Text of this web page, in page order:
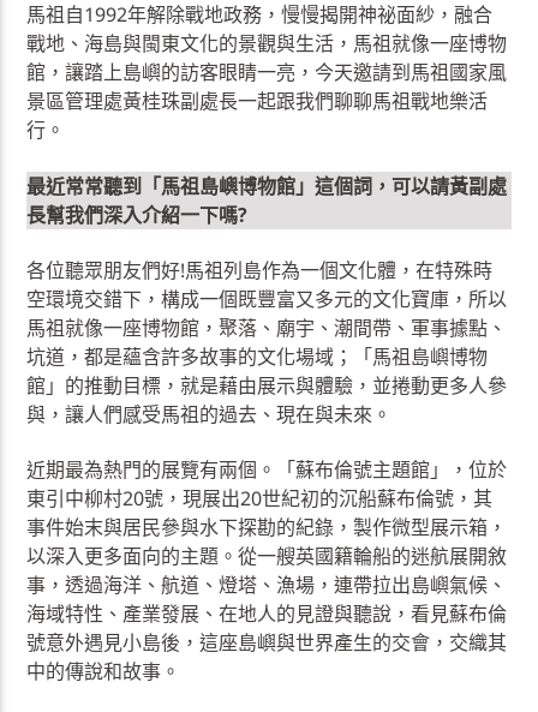
馬祖自1992年解除戰地政務，慢慢揭開神祕面紗，融合
戰地、海島與閩東文化的景觀與生活，馬祖就像一座博物
館，讓踏上島嶼的訪客眼睛一亮，今天邀請到馬祖國家風
景區管理處黃桂珠副處長一起跟我們聊聊馬祖戰地樂活
行。
最近常常聽到「馬祖島嶼博物館」這個詞，可以請黃副處
長幫我們深入介紹一下嗎?
各位聽眾朋友們好!馬祖列島作為一個文化體，在特殊時
空環境交錯下，構成一個既豐富又多元的文化寶庫，所以
馬祖就像一座博物館，聚落、廟宇、潮間帶、軍事據點、
坑道，都是蘊含許多故事的文化場域；「馬祖島嶼博物
館」的推動目標，就是藉由展示與體驗，並捲動更多人參
與，讓人們感受馬祖的過去、現在與未來。
近期最為熱門的展覽有兩個。「蘇布倫號主題館」，位於
東引中柳村20號，現展出20世紀初的沉船蘇布倫號，其
事件始末與居民參與水下探勘的紀錄，製作微型展示箱，
以深入更多面向的主題。從一艘英國籍輪船的迷航展開敘
事，透過海洋、航道、燈塔、漁場，連帶拉出島嶼氣候、
海域特性、產業發展、在地人的見證與聽說，看見蘇布倫
號意外遇見小島後，這座島嶼與世界產生的交會，交織其
中的傳說和故事。